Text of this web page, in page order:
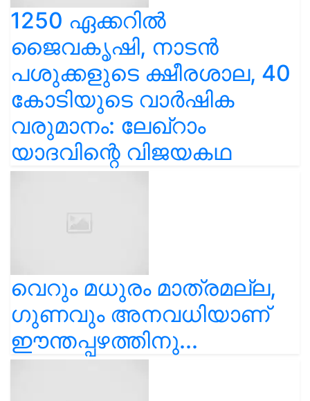
1250 ഏക്കറിൽ
ജൈവകൃഷി, നാടൻ
പശുക്കളുടെ ക്ഷീരശാല, 40
കോടിയുടെ വാർഷിക
വരുമാനം: ലേഖ്‌റാം
യാദവിന്റെ വിജയകഥ
വെറും മധുരം മാത്രമല്ല,
ഗുണവും അനവധിയാണ്
ഈന്തപ്പഴത്തിനു...